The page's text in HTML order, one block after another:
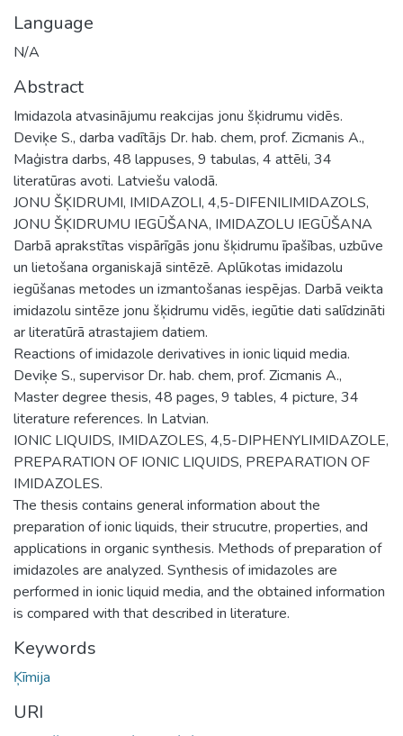
Language
N/A
Abstract
Imidazola atvasinājumu reakcijas jonu šķidrumu vidēs.
Deviķe S., darba vadītājs Dr. hab. chem, prof. Zicmanis A.,
Maģistra darbs, 48 lappuses, 9 tabulas, 4 attēli, 34
literatūras avoti. Latviešu valodā.
JONU ŠĶIDRUMI, IMIDAZOLI, 4,5-DIFENILIMIDAZOLS,
JONU ŠĶIDRUMU IEGŪŠANA, IMIDAZOLU IEGŪŠANA
Darbā aprakstītas vispārīgās jonu šķidrumu īpašības, uzbūve
un lietošana organiskajā sintēzē. Aplūkotas imidazolu
iegūšanas metodes un izmantošanas iespējas. Darbā veikta
imidazolu sintēze jonu šķidrumu vidēs, iegūtie dati salīdzināti
ar literatūrā atrastajiem datiem.
Reactions of imidazole derivatives in ionic liquid media.
Deviķe S., supervisor Dr. hab. chem, prof. Zicmanis A.,
Master degree thesis, 48 pages, 9 tables, 4 picture, 34
literature references. In Latvian.
IONIC LIQUIDS, IMIDAZOLES, 4,5-DIPHENYLIMIDAZOLE,
PREPARATION OF IONIC LIQUIDS, PREPARATION OF
IMIDAZOLES.
The thesis contains general information about the
preparation of ionic liquids, their strucutre, properties, and
applications in organic synthesis. Methods of preparation of
imidazoles are analyzed. Synthesis of imidazoles are
performed in ionic liquid media, and the obtained information
is compared with that described in literature.
Keywords
Ķīmija
URI